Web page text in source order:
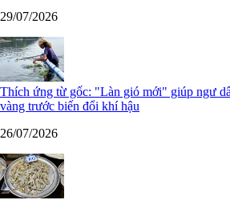
29/07/2026
Thích ứng từ gốc: "Làn gió mới" giúp ngư
vàng trước biến đổi khí hậu
26/07/2026